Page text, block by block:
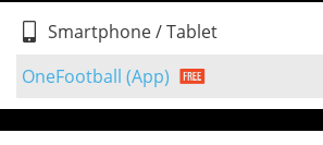
Smartphone / Tablet
OneFootball (App)